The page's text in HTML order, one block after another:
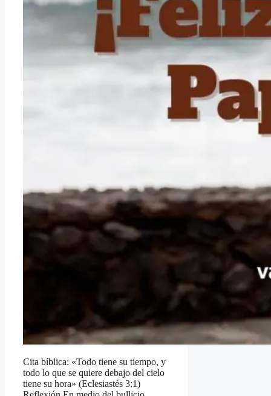
Cita bíblica: «Todo tiene su tiempo, y
todo lo que se quiere debajo del cielo
tiene su hora» (Eclesiastés 3:1)